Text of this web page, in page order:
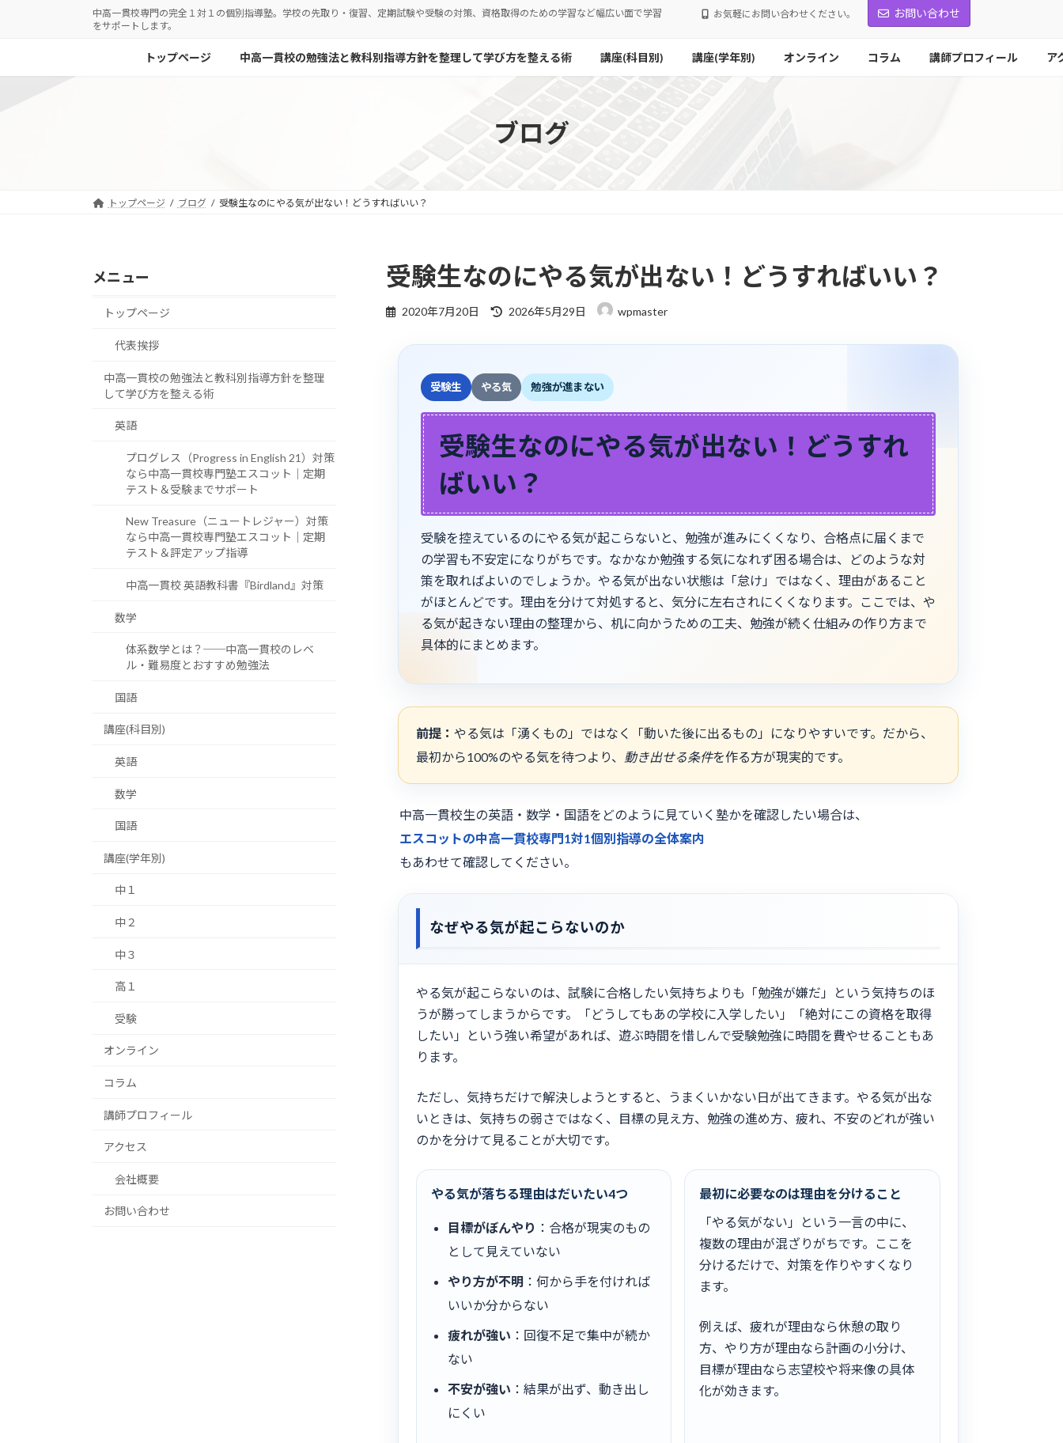
中高一貫校専門の完全１対１の個別指導塾。学校の先取り・復習、定期試験や受験の対策、資格取得のための学習など幅広い面で学習
をサポートします。
お気軽にお問い合わせください。 お問い合わせ
トップページ 中高一貫校の勉強法と教科別指導方針を整理して学び方を整える術 講座(科目別) 講座(学年別) オンライン コラム 講師プロフィール ア
ブログ
トップページ ブログ 受験生なのにやる気が出ない！どうすればいい？
受験生なのにやる気が出ない！どうすればいい？
2020年7月20日
最
日
時
:
2026年5月29日 wpmaster
受験生 やる気 勉強が進まない
受験生なのにやる気が出ない！どうすれ
ばいい？
受験を控えているのにやる気が起こらないと、勉強が進みにくくなり、合格点に届くまで
の学習も不安定になりがちです。なかなか勉強する気になれず困る場合は、どのような対
策を取ればよいのでしょうか。やる気が出ない状態は「怠け」ではなく、理由があること
がほとんどです。理由を分けて対処すると、気分に左右されにくくなります。ここでは、や
る気が起きない理由の整理から、机に向かうための工夫、勉強が続く仕組みの作り方まで
具体的にまとめます。
前提： やる気は「湧くもの」ではなく「動いた後に出るもの」になりやすいです。だから、
最初から100%のやる気を待つより、 動き出せる条件を作る方が現実的です。
中高一貫校生の英語・数学・国語をどのように見ていく塾かを確認したい場合は、
エスコットの中高一貫校専門1対1個別指導の全体案内
もあわせて確認してください。
なぜやる気が起こらないのか
やる気が起こらないのは、試験に合格したい気持ちよりも「勉強が嫌だ」という気持ちのほ
うが勝ってしまうからです。「どうしてもあの学校に入学したい」「絶対にこの資格を取得
したい」という強い希望があれば、遊ぶ時間を惜しんで受験勉強に時間を費やせることもあ
ります。
ただし、気持ちだけで解決しようとすると、うまくいかない日が出てきます。やる気が出な
いときは、気持ちの弱さではなく、目標の見え方、勉強の進め方、疲れ、不安のどれが強い
のかを分けて見ることが大切です。
やる気が落ちる理由はだいたい4つ
目標がぼんやり ：合格が現実のもの
として見えていない
やり方が不明 ：何から手を付ければ
いいか分からない
疲れが強い ：回復不足で集中が続か
ない
不安が強い ：結果が出ず、動き出し
にくい
最初に必要なのは理由を分けること
「やる気がない」という一言の中に、
複数の理由が混ざりがちです。ここを
分けるだけで、対策を作りやすくなり
ます。
例えば、疲れが理由なら休憩の取り
方、やり方が理由なら計画の小分け、
目標が理由なら志望校や将来像の具体
化が効きます。
メニュー
トップページ
代表挨拶
中高一貫校の勉強法と教科別指導方針を整理
して学び方を整える術
英語
プログレス（Progress in English 21）対策
なら中高一貫校専門塾エスコット｜定期
テスト＆受験までサポート
New Treasure（ニュートレジャー）対策
なら中高一貫校専門塾エスコット｜定期
テスト＆評定アップ指導
中高一貫校 英語教科書『Birdland』対策
数学
体系数学とは？──中高一貫校のレベ
ル・難易度とおすすめ勉強法
国語
講座(科目別)
英語
数学
国語
講座(学年別)
中１
中２
中３
高１
受験
オンライン
コラム
講師プロフィール
アクセス
会社概要
お問い合わせ